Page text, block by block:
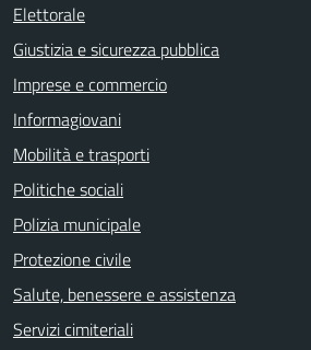
Elettorale
Giustizia e sicurezza pubblica
Imprese e commercio
Informagiovani
Mobilità e trasporti
Politiche sociali
Polizia municipale
Protezione civile
Salute, benessere e assistenza
Servizi cimiteriali